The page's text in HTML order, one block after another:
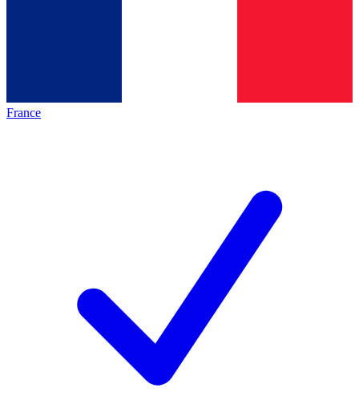
France